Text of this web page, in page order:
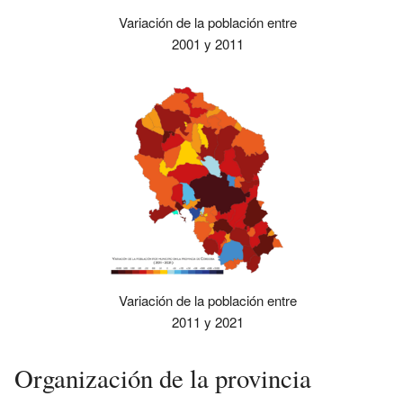
Variación de la población entre
2001 y 2011
Variación de la población entre
2011 y 2021
Organización de la provincia